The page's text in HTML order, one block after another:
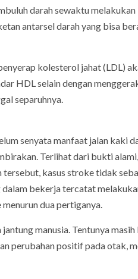
darah sewaktu
antarsel darah yang bisa
kolesterol jahat (LDL)
HDL selain dengan
separuhnya.
senyata manfaat jalan kaki
Terlihat dari bukti
kasus stroke tidak
bekerja tercatat
dua pertiganya.
manusia. Tentunya
perubahan positif pada otak,